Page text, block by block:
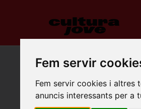
Fem servir
Fem servir cookies i altres
anuncis interessants per a